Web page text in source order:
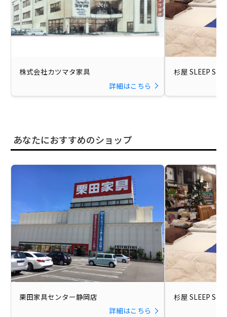
株式会社カツマタ家具
詳細はこちら
杉屋 SLEEP
あなたにおすすめのショップ
栗田家具センター静岡店
詳細はこちら
杉屋 SLEEP